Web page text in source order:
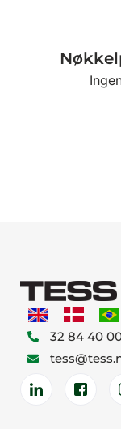
32 84 40